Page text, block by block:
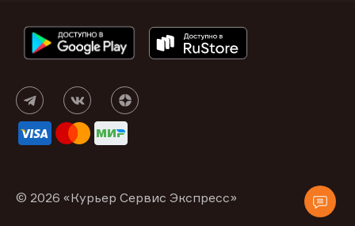
© 2026 «Курьер Сервис Экспресс»